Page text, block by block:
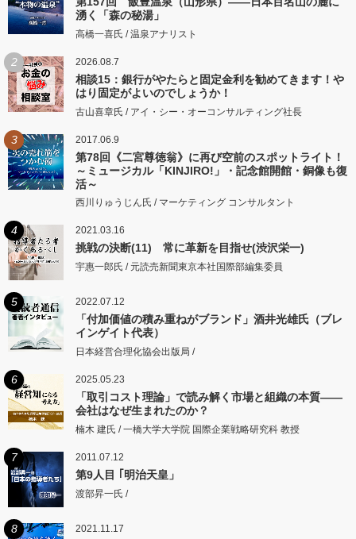
湧く「森の秘湯」
高橋一喜氏 / 温泉アナリスト
2 2026.08.7
相談15：銀行がやたらと固定金利を勧めてきます！や
はり固定がよいのでしょうか！
古山喜章氏 / アイ・シー・オーコンサルティング社長
3 2017.06.9
第78回《二宮尊徳翁》に再び空前のスポットライト！
～ミュージカル「KINJIRO!」・記念館開館・銅像も復
活～
西川りゅうじん氏 / マーケティング コンサルタント
4 2021.03.16
挑戦の決断(11) 常に革新を目指せ(渋沢栄一)
宇惠一郎氏 / 元読売新聞東京本社国際部編集委員
5 2022.07.12
「付加価値の積み重ねがブランド」酒井光雄氏（ブレ
インゲイト代表）
日本経営合理化協会出版局 /
6 2025.05.23
「取引コスト理論」で読み解く市場と組織の本質――
会社はなぜ生まれたのか？
楠木 建氏 / 一橋大学大学院 国際企業戦略研究科 教授
7 2011.07.12
第9人目 ｢明治天皇」
渡部昇一氏 /
8 2021.11.17